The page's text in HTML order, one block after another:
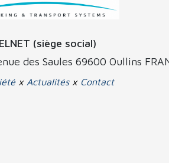
(siège social)
des Saules 69600 Oullins
x Actualitésx Contact